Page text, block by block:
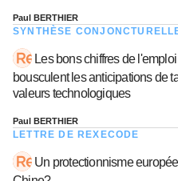
Paul BERTHIER
SYNTHÈSE
Les bons chiffres de
bousculent les anticipations de
valeurs technologiques
Paul BERTHIER
LETTRE DE REXECODE
Un protectionnisme